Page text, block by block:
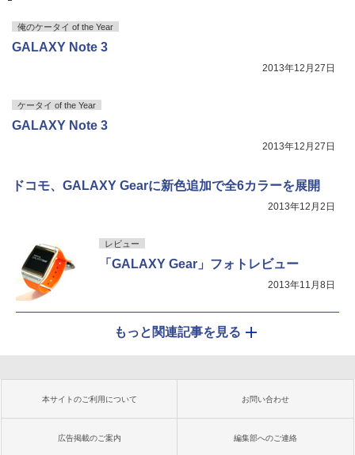
俺のケータイ of the Year
GALAXY Note 3
2013年12月27日
ケータイ of the Year
GALAXY Note 3
2013年12月27日
ドコモ、GALAXY Gearに新色追加で全6カラーを展開
2013年12月2日
レビュー
「GALAXY Gear」フォトレビュー
2013年11月8日
もっと関連記事を見る
本サイトのご利用について お問い合わせ
広告掲載のご案内 編集部へのご連絡